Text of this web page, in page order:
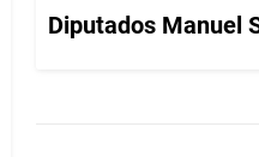
Diputados Manuel